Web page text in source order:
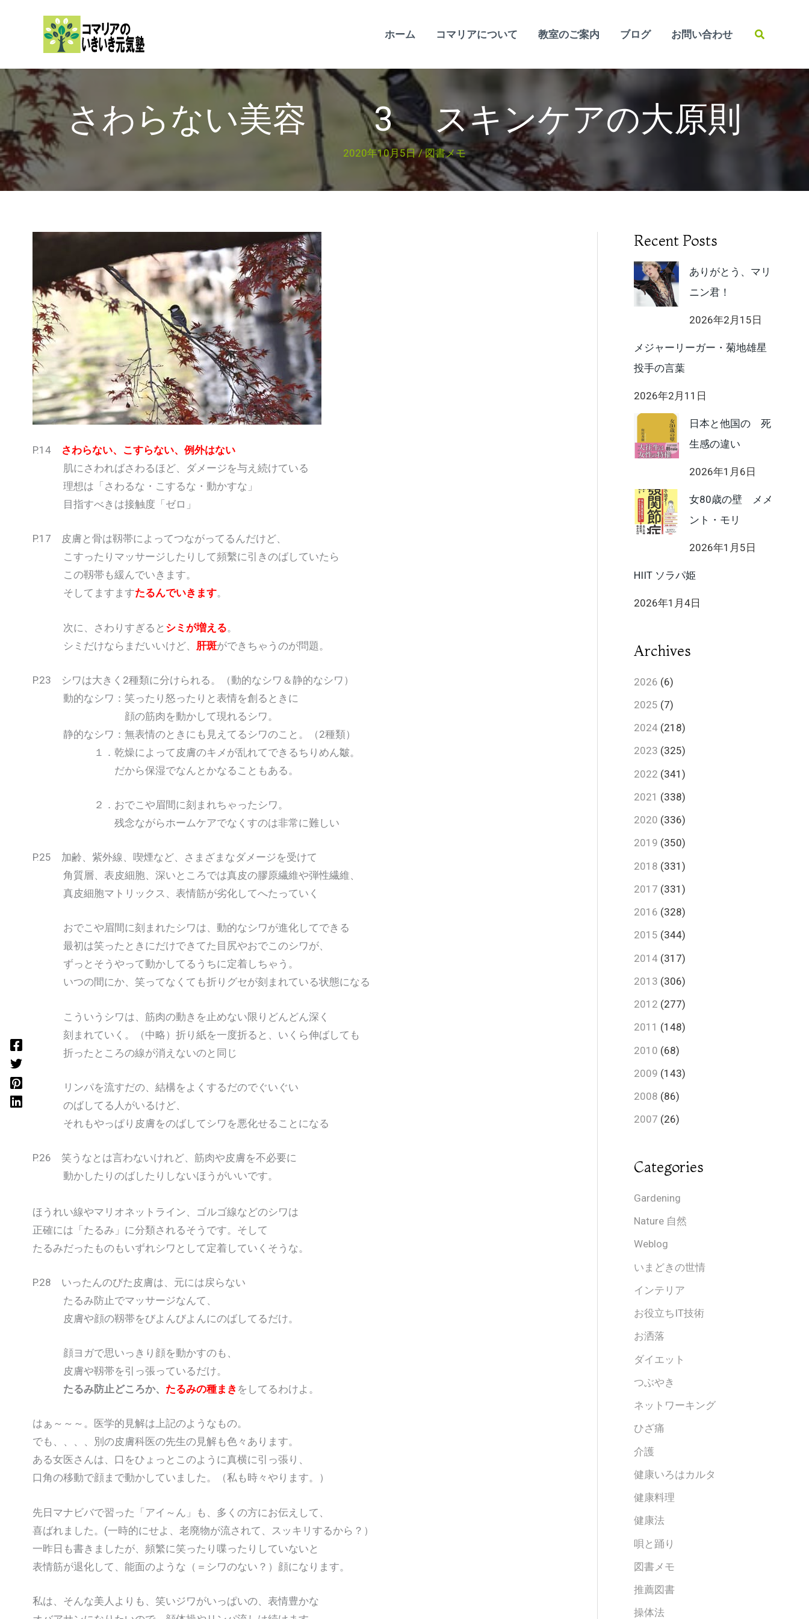
キ
ホーム コマリアについて 教室のご案内 ブログ お問い合わせ
検
さわらない美容 3 スキンケアの大原則
2020年10月5日/図書メモ
P.14 さわらない、こすらない、例外はない
肌にさわればさわるほど、ダメージを与え続けている
理想は「さわるな・こするな・動かすな」
目指すべきは接触度「ゼロ」
P.17 皮膚と骨は靱帯によってつながってるんだけど、
こすったりマッサージしたりして頻繫に引きのばしていたら
この靱帯も緩んでいきます。
そしてますますたるんでいきます。
次に、さわりすぎると シミが増える。
シミだけならまだいいけど、 肝斑ができちゃうのが問題。
P.23 シワは大きく2種類に分けられる。（動的なシワ＆静的なシワ）
動的なシワ：笑ったり怒ったりと表情を創るときに
顔の筋肉を動かして現れるシワ。
静的なシワ：無表情のときにも見えてるシワのこと。（2種類）
１．乾燥によって皮膚のキメが乱れてできるちりめん皺。
だから保湿でなんとかなることもある。
２．おでこや眉間に刻まれちゃったシワ。
残念ながらホームケアでなくすのは非常に難しい
P.25 加齢、紫外線、喫煙など、さまざまなダメージを受けて
角質層、表皮細胞、深いところでは真皮の膠原繊維や弾性繊維、
真皮細胞マトリックス、表情筋が劣化してへたっていく
おでこや眉間に刻まれたシワは、動的なシワが進化してできる
最初は笑ったときにだけできてた目尻やおでこのシワが、
ずっとそうやって動かしてるうちに定着しちゃう。
いつの間にか、笑ってなくても折りグセが刻まれている状態になる
こういうシワは、筋肉の動きを止めない限りどんどん深く
刻まれていく。（中略）折り紙を一度折ると、いくら伸ばしても
折ったところの線が消えないのと同じ
リンパを流すだの、結構をよくするだのでぐいぐい
のばしてる人がいるけど、
それもやっぱり皮膚をのばしてシワを悪化せることになる
P.26 笑うなとは言わないけれど、筋肉や皮膚を不必要に
動かしたりのばしたりしないほうがいいです。
ほうれい線やマリオネットライン、ゴルゴ線などのシワは
正確には「たるみ」に分類されるそうです。そして
たるみだったものもいずれシワとして定着していくそうな。
P.28 いったんのびた皮膚は、元には戻らない
たるみ防止でマッサージなんて、
皮膚や顔の靱帯をびよんびよんにのばしてるだけ。
顔ヨガで思いっきり顔を動かすのも、
皮膚や靱帯を引っ張っているだけ。
たるみ防止どころか、 たるみの種まき をしてるわけよ。
はぁ～～～。医学的見解は上記のようなもの。
でも、、、、別の皮膚科医の先生の見解も色々あります。
ある女医さんは、口をひょっとこのように真横に引っ張り、
口角の移動で顔まで動かしていました。（私も時々やります。）
先日マナビバで習った「アイ～ん」も、多くの方にお伝えして、
喜ばれました。(一時的にせよ、老廃物が流されて、スッキリするから？）
一昨日も書きましたが、頻繁に笑ったり喋ったりしていないと
表情筋が退化して、能面のような（＝シワのない？）顔になります。
私は、そんな美人よりも、笑いジワがいっぱいの、表情豊かな
Recent Posts
ありがとう、マリ
ニン君！
2026年2月15日
メジャーリーガー・菊地雄星
投手の言葉
2026年2月11日
日本と他国の 死
生感の違い
2026年1月6日
女80歳の壁 メメ
ント・モリ
2026年1月5日
HIIT ソラパ姫
2026年1月4日
Archives
2026 (6)
2025 (7)
2024 (218)
2023 (325)
2022 (341)
2021 (338)
2020 (336)
2019 (350)
2018 (331)
2017 (331)
2016 (328)
2015 (344)
2014 (317)
2013 (306)
2012 (277)
2011 (148)
2010 (68)
2009 (143)
2008 (86)
2007 (26)
Categories
Gardening
Nature 自然
Weblog
いまどきの世情
インテリア
お役立ちIT技術
お洒落
ダイエット
つぶやき
ネットワーキング
ひざ痛
介護
健康いろはカルタ
健康料理
健康法
唄と踊り
図書メモ
推薦図書
操体法